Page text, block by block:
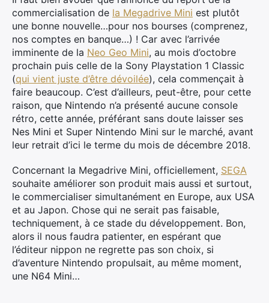
commercialisation de la Megadrive Mini est plutôt
une bonne nouvelle…pour nos bourses (comprenez,
nos comptes en banque…) ! Car avec l’arrivée
imminente de la Neo Geo Mini, au mois d’octobre
prochain puis celle de la Sony Playstation 1 Classic
(qui vient juste d’être dévoilée), cela commençait à
faire beaucoup. C’est d’ailleurs, peut-être, pour cette
raison, que Nintendo n’a présenté aucune console
rétro, cette année, préférant sans doute laisser ses
Nes Mini et Super Nintendo Mini sur le marché, avant
leur retrait d’ici le terme du mois de décembre 2018.
Concernant la Megadrive Mini, officiellement, SEGA
souhaite améliorer son produit mais aussi et surtout,
le commercialiser simultanément en Europe, aux USA
et au Japon. Chose qui ne serait pas faisable,
techniquement, à ce stade du développement. Bon,
alors il nous faudra patienter, en espérant que
l’éditeur nippon ne regrette pas son choix, si
d’aventure Nintendo propulsait, au même moment,
une N64 Mini…